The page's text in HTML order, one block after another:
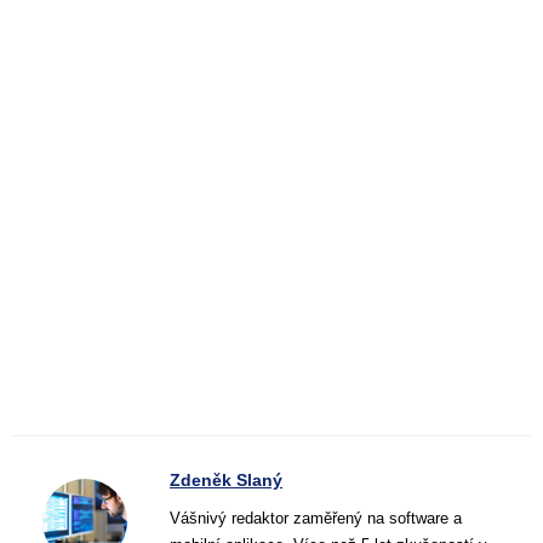
Zdeněk Slaný
Vášnivý redaktor zaměřený na software a